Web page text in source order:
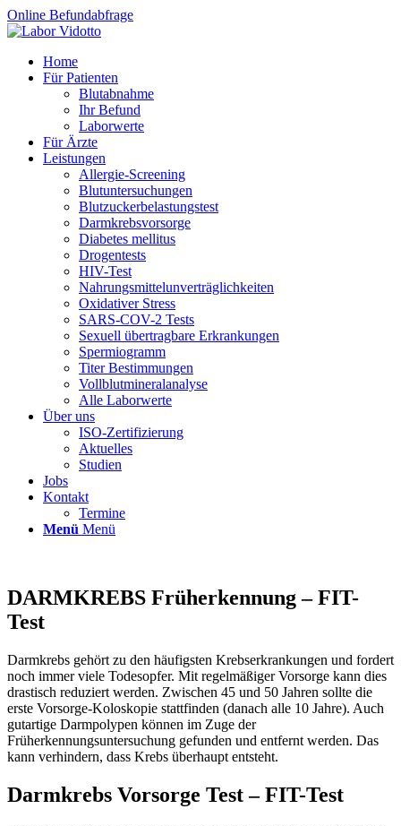
Online Befundabfrage
Home
Für Patienten
Blutabnahme
Ihr Befund
Laborwerte
Für Ärzte
Leistungen
Allergie-Screening
Blutuntersuchungen
Blutzucker­belastungstest
Darmkrebsvorsorge
Diabetes mellitus
Drogentests
HIV-Test
Nahrungsmittel­unverträglichkeiten
Oxidativer Stress
SARS-COV-2 Tests
Sexuell übertragbare Erkrankungen
Spermiogramm
Titer Bestimmungen
Vollblutmineralanalyse
Alle Laborwerte
Über uns
ISO-Zertifizierung
Aktuelles
Studien
Jobs
Kontakt
Termine
Menü Menü
DARMKREBS Früherkennung – FIT-
Test
Darmkrebs gehört zu den häufigsten Krebserkrankungen und fordert
noch immer viele Todesopfer. Mit regelmäßiger Vorsorge kann dies
drastisch reduziert werden. Zwischen 45 und 50 Jahren sollte die
erste Vorsorge-Koloskopie stattfinden (danach alle 10 Jahre). Auch
gutartige Darmpolypen können im Zuge der
Früherkennungsuntersuchung gefunden und entfernt werden. Das
kann verhindern, dass Krebs überhaupt entsteht.
Darmkrebs Vorsorge Test – FIT-Test